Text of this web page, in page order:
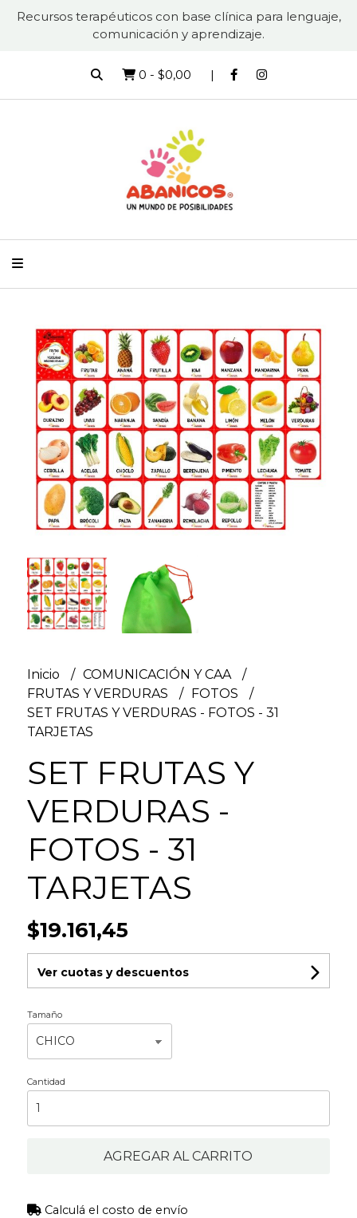
Recursos terapéuticos con base clínica para lenguaje,
comunicación y aprendizaje.
0 - $0,00
Inicio
COMUNICACIÓN Y CAA
FRUTAS Y VERDURAS
FOTOS
SET FRUTAS Y VERDURAS - FOTOS - 31
TARJETAS
SET FRUTAS Y
VERDURAS -
FOTOS - 31
TARJETAS
$19.161,45
Ver cuotas y descuentos
Tamaño
Cantidad
AGREGAR AL CARRITO
Calculá el costo de envío